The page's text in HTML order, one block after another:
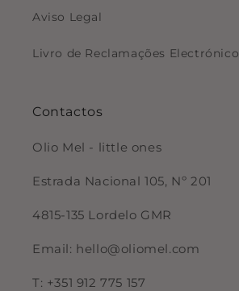
Aviso Legal
Livro de Reclamações Electrónico
Contactos
Olio Mel - little ones
Estrada Nacional 105, Nº 201
4815-135 Lordelo GMR
Email: hello@oliomel.com
T: +351 912 775 157